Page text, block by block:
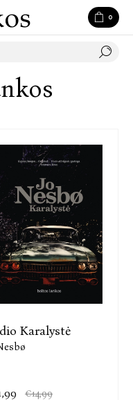
0
Karalystė
€14,99